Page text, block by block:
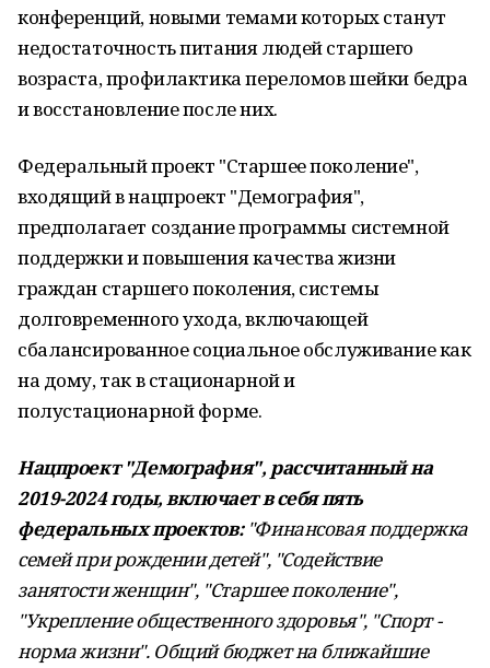
конференций, новыми темами которых станут
недостаточность питания людей старшего
возраста, профилактика переломов шейки бедра
и восстановление после них.
Федеральный проект "Старшее поколение",
входящий в нацпроект "Демография",
предполагает создание программы системной
поддержки и повышения качества жизни
граждан старшего поколения, системы
долговременного ухода, включающей
сбалансированное социальное обслуживание как
на дому, так в стационарной и
полустационарной форме.
Нацпроект "Демография", рассчитанный на
2019-2024 годы, включает в себя пять
федеральных проектов:"Финансовая поддержка
семей при рождении детей", "Содействие
занятости женщин", "Старшее поколение",
"Укрепление общественного здоровья", "Спорт -
норма жизни". Общий бюджет на ближайшие